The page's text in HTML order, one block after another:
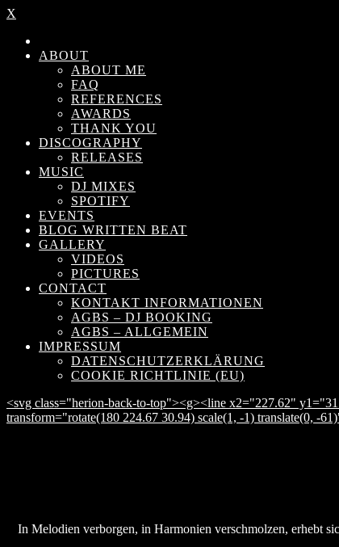
X
ABOUT
ABOUT ME
FAQ
REFERENCES
AWARDS
THANK YOU
DISCOGRAPHY
RELEASES
MUSIC
DJ MIXES
SPOTIFY
EVENTS
BLOG WRITTEN BEAT
GALLERY
VIDEOS
PICTURES
CONTACT
KONTAKT INFORMATIONEN
AGBS – DJ BOOKING
AGBS – ALLGEMEIN
IMPRESSUM
DATENSCHUTZERKLÄRUNG
COOKIE RICHTLINIE (EU)
<svg class="herion-back-to-top"><g><line x2="227.62"
transform="rotate(180 224.67 30.94) scale(1, -1) translate(0, -
In Melodien verborgen, in Harmonien verschmolzen, erhebt